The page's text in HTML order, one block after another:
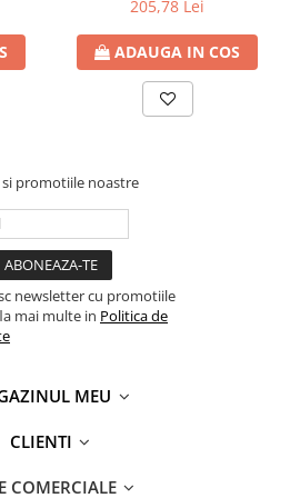
carti
205,78 Lei
ADAUGA IN COS
promotiile noastre
newsletter cu promotiile
mai multe in Politica de
MEU
CLIENTI
COMERCIALE